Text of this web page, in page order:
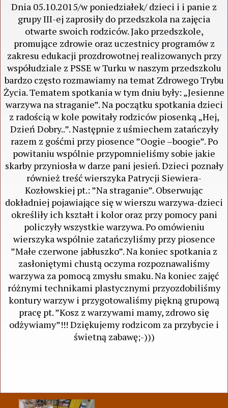
Dnia 05.10.2015/w poniedziałek/ dzieci i i panie z
grupy III-ej zaprosiły do przedszkola na zajęcia
otwarte swoich rodziców. Jako przedszkole,
promujące zdrowie oraz uczestnicy programów z
zakresu edukacji prozdrowotnej realizowanych przy
współudziale z PSSE w Turku w naszym przedszkolu
bardzo często rozmawiamy na temat Zdrowego Trybu
Życia. Tematem spotkania w tym dniu były: „Jesienne
warzywa na straganie”. Na początku spotkania dzieci
z radością w kole powitały rodziców piosenką „Hej,
Dzień Dobry..”. Następnie z uśmiechem zatańczyły
razem z gośćmi przy piosence ”Oogie –boogie”. Po
powitaniu wspólnie przypomnieliśmy sobie jakie
skarby przyniosła w darze pani jesień. Dzieci poznały
również treść wierszyka Patrycji Siewiera-
Kozłowskiej pt.: ”Na straganie”. Obserwując
dokładniej pojawiające się w wierszu warzywa-dzieci
określiły ich kształt i kolor oraz przy pomocy pani
policzyły wszystkie warzywa. Po omówieniu
wierszyka wspólnie zatańczyliśmy przy piosence
”Małe czerwone jabłuszko”. Na koniec spotkania z
zasłoniętymi chustą oczyma rozpoznawaliśmy
warzywa za pomocą zmysłu smaku. Na koniec zajęć
różnymi technikami plastycznymi przyozdobiliśmy
kontury warzyw i przygotowaliśmy piękną grupową
pracę pt. ”Kosz z warzywami mamy, zdrowo się
odżywiamy”!!! Dziękujemy rodzicom za przybycie i
świetną zabawę;-)))